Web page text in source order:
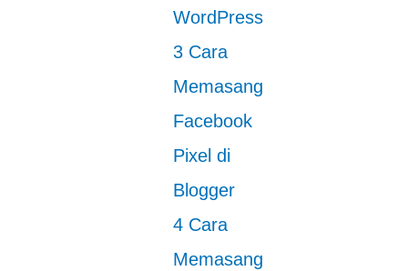
WordPress
3 Cara
Memasang
Facebook
Pixel di
Blogger
4 Cara
Memasang